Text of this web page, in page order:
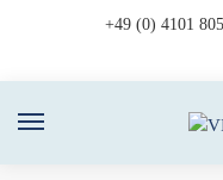
+49 (0) 4101